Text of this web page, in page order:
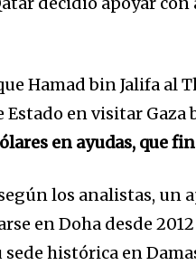
Hamad bin Jalifa al
en visitar Gaza
en ayudas, que
los analistas, un
en Doha desde
sede histórica en